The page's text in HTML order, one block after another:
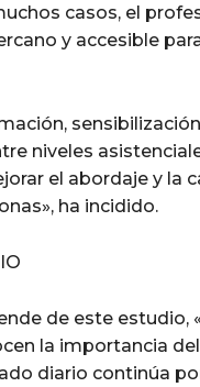
casos, el
y accesible
niveles
el abordaje y la
ha incidido.
de este estudio,
la importancia
diario continúa